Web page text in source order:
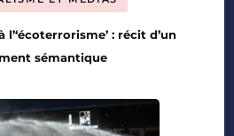
: récit d’un
sémantique